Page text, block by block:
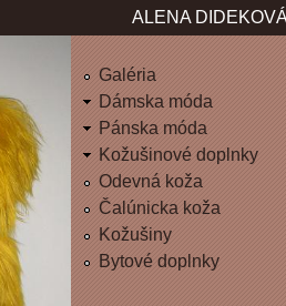
ALENA
Galéria
Dámska móda
Pánska móda
Kožušinové doplnky
Odevná koža
Čalúnicka koža
Kožušiny
Bytové doplnky